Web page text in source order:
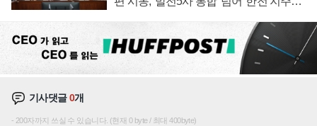
기사댓글0개
200자까지 쓰실 수 있습니다. (현재 0 byte / 최대 400byte)